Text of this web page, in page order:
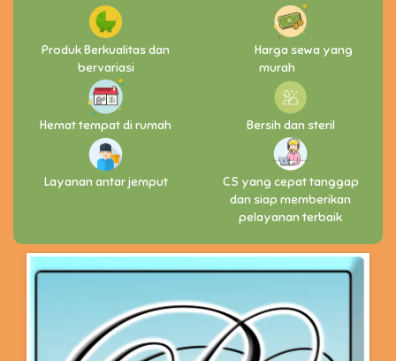
Produk Berkualitas dan
bervariasi
Harga sewa yang
murah
Hemat tempat di rumah Bersih dan steril
Layanan antar jemput
CS yang cepat tanggap
dan siap memberikan
pelayanan terbaik